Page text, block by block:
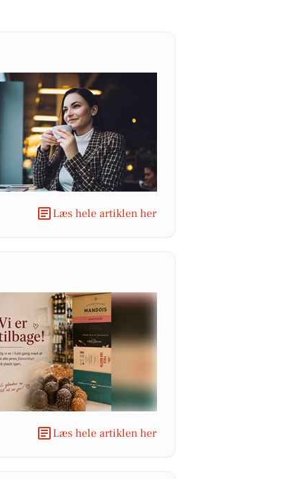
Læs hele artiklen her
Læs hele artiklen her